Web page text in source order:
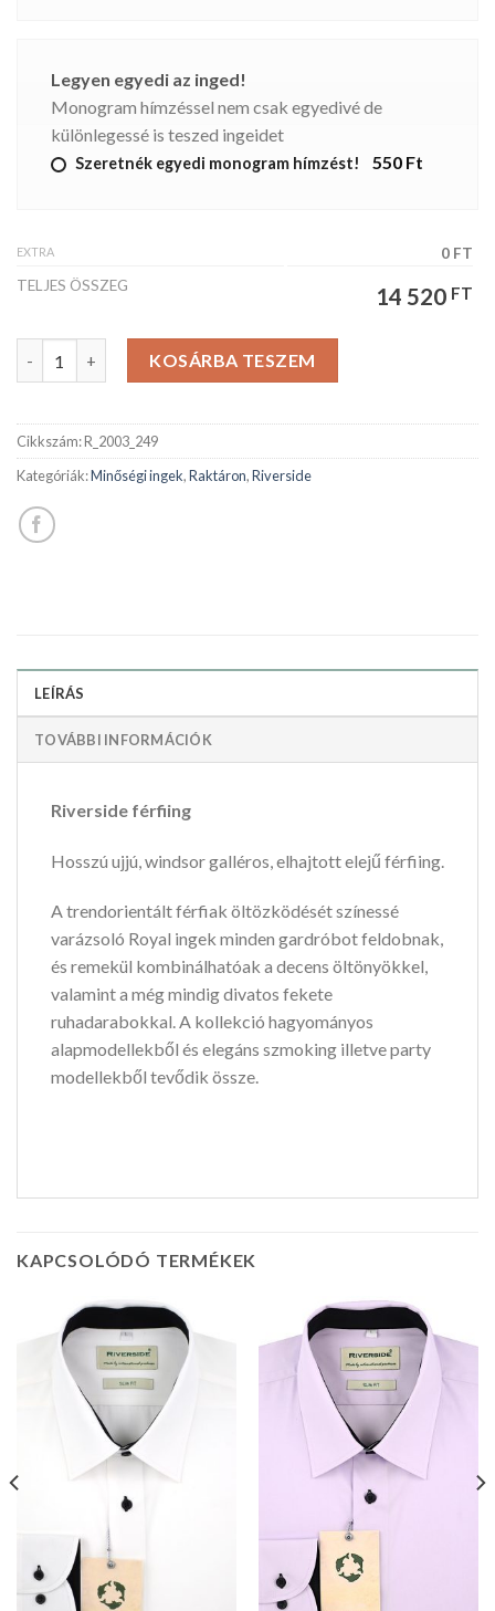
Legyen egyedi az inged!
Monogram hímzéssel nem csak egyedivé de
különlegessé is teszed ingeidet
Szeretnék egyedi monogram hímzést! 550 Ft
EXTRA
0 FT
TELJES ÖSSZEG
14 520 FT
Riverside férfiing mennyiségKOSÁRBA TESZEM
Cikkszám:R_2003_249
Kategóriák:Minőségi ingek,Raktáron,Riverside
LEÍRÁS
TOVÁBBI INFORMÁCIÓK
Riverside férfiing
Hosszú ujjú, windsor galléros, elhajtott elejű férfiing.
A trendorientált férfiak öltözködését színessé
varázsoló Royal ingek minden gardróbot feldobnak,
és remekül kombinálhatóak a decens öltönyökkel,
valamint a még mindig divatos fekete
ruhadarabokkal. A kollekció hagyományos
alapmodellekből és elegáns szmoking illetve party
modellekből tevődik össze.
KAPCSOLÓDÓ TERMÉKEK